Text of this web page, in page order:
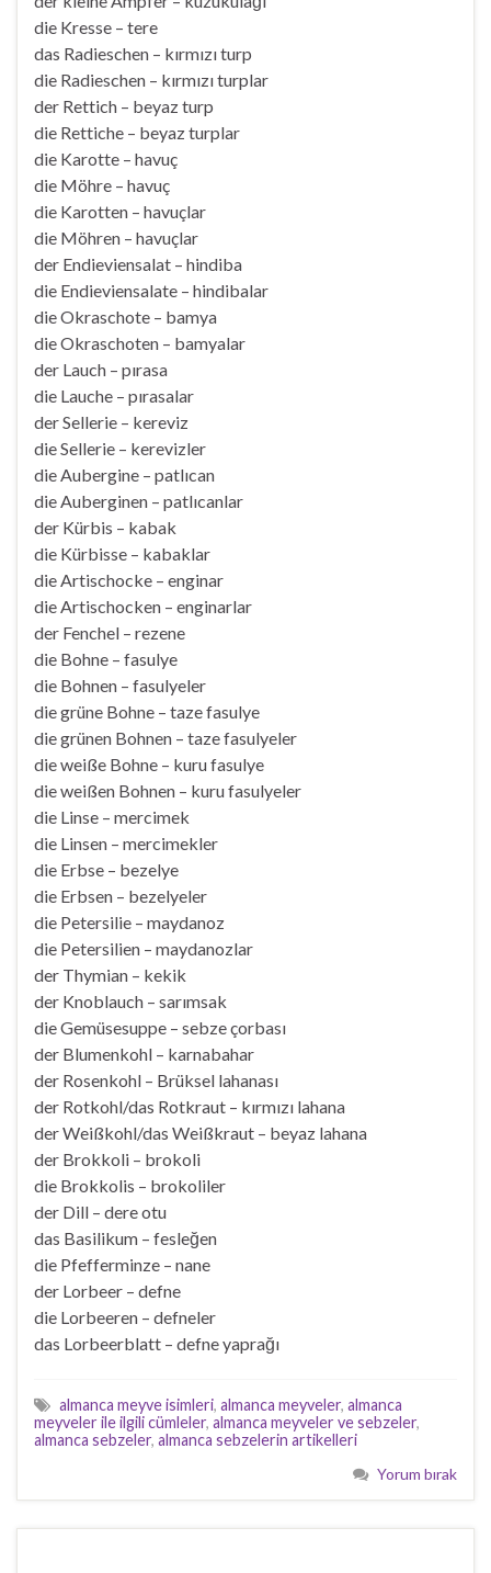
die Kresse – tere
das Radieschen – kırmızı turp
die Radieschen – kırmızı turplar
der Rettich – beyaz turp
die Rettiche – beyaz turplar
die Karotte – havuç
die Möhre – havuç
die Karotten – havuçlar
die Möhren – havuçlar
der Endieviensalat – hindiba
die Endieviensalate – hindibalar
die Okraschote – bamya
die Okraschoten – bamyalar
der Lauch – pırasa
die Lauche – pırasalar
der Sellerie – kereviz
die Sellerie – kerevizler
die Aubergine – patlıcan
die Auberginen – patlıcanlar
der Kürbis – kabak
die Kürbisse – kabaklar
die Artischocke – enginar
die Artischocken – enginarlar
der Fenchel – rezene
die Bohne – fasulye
die Bohnen – fasulyeler
die grüne Bohne – taze fasulye
die grünen Bohnen – taze fasulyeler
die weiße Bohne – kuru fasulye
die weißen Bohnen – kuru fasulyeler
die Linse – mercimek
die Linsen – mercimekler
die Erbse – bezelye
die Erbsen – bezelyeler
die Petersilie – maydanoz
die Petersilien – maydanozlar
der Thymian – kekik
der Knoblauch – sarımsak
die Gemüsesuppe – sebze çorbası
der Blumenkohl – karnabahar
der Rosenkohl – Brüksel lahanası
der Rotkohl/das Rotkraut – kırmızı lahana
der Weißkohl/das Weißkraut – beyaz lahana
der Brokkoli – brokoli
die Brokkolis – brokoliler
der Dill – dere otu
das Basilikum – fesleğen
die Pfefferminze – nane
der Lorbeer – defne
die Lorbeeren – defneler
das Lorbeerblatt – defne yaprağı
almanca meyve isimleri, almanca meyveler, almanca
meyveler ile ilgili cümleler, almanca meyveler ve sebzeler,
almanca sebzeler, almanca sebzelerin artikelleri
Yorum bırak